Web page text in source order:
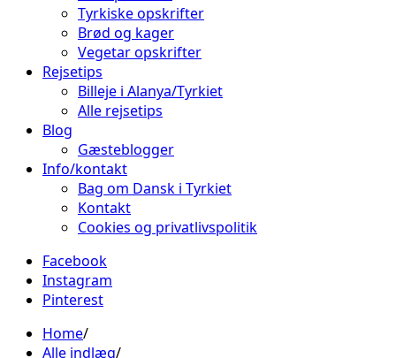
Tyrkiske opskrifter
Brød og kager
Vegetar opskrifter
Rejsetips
Billeje i Alanya/Tyrkiet
Alle rejsetips
Blog
Gæsteblogger
Info/kontakt
Bag om Dansk i Tyrkiet
Kontakt
Cookies og privatlivspolitik
Facebook
Instagram
Pinterest
Home
Alle indlæg